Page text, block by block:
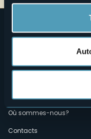
Menù
Où sommes-nous?
Contacts